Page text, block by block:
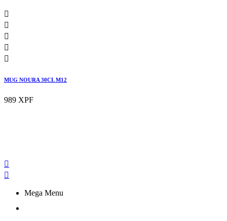





MUG NOURA 30CL M12
989 XPF


Mega Menu